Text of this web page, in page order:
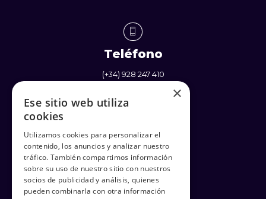
Teléfono
(+34) 928 247 410
Enlaces
Política de Privacidad
Términos y Condiciones
Política de cookies
×
Ese sitio web utiliza
cookies
Utilizamos cookies para personalizar el
contenido, los anuncios y analizar nuestro
tráfico. También compartimos información
sobre su uso de nuestro sitio con nuestros
socios de publicidad y análisis, quienes
pueden combinarla con otra información